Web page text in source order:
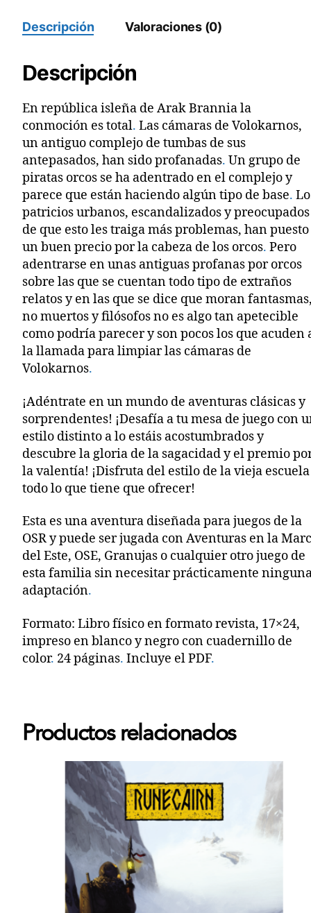
Descripción Valoraciones (0)
Descripción
En república isleña de Arak Brannia la
conmoción es total. Las cámaras de Volokarnos,
un antiguo complejo de tumbas de sus
antepasados, han sido profanadas. Un grupo de
piratas orcos se ha adentrado en el complejo y
parece que están haciendo algún tipo de base.
patricios urbanos, escandalizados y preocupados
de que esto les traiga más problemas, han puesto
un buen precio por la cabeza de los orcos. Pero
adentrarse en unas antiguas profanas por orcos
sobre las que se cuentan todo tipo de extraños
relatos y en las que se dice que moran
no muertos y filósofos no es algo tan apetecible
como podría parecer y son pocos los que acuden
la llamada para limpiar las cámaras de
Volokarnos.
¡Adéntrate en un mundo de aventuras clásicas y
sorprendentes! ¡Desafía a tu mesa de juego con
estilo distinto a lo estáis acostumbrados y
descubre la gloria de la sagacidad y el premio
la valentía! ¡Disfruta del estilo de la vieja
todo lo que tiene que ofrecer!
Esta es una aventura diseñada para juegos de la
OSR y puede ser jugada con Aventuras en la
del Este, OSE, Granujas o cualquier otro juego de
esta familia sin necesitar prácticamente
adaptación.
Formato: Libro físico en formato revista, 17×24,
impreso en blanco y negro con cuadernillo de
color. 24 páginas. Incluye el PDF.
Productos relacionados